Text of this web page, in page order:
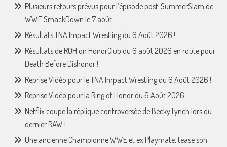
Plusieurs retours prévus pour l’épisode post-SummerSlam de
WWE SmackDown le 7 août
Résultats TNA Impact Wrestling du 6 Août 2026 !
Résultats de ROH on HonorClub du 6 août 2026 en route pour
Death Before Dishonor !
Reprise Vidéo pour le TNA Impact Wrestling du 6 Août 2026 !
Reprise Vidéo pour la Ring of Honor du 6 Août 2026
Netflix coupe la réplique controversée de Becky Lynch lors du
dernier RAW !
Une ancienne Championne WWE et ex Playmate, tease son